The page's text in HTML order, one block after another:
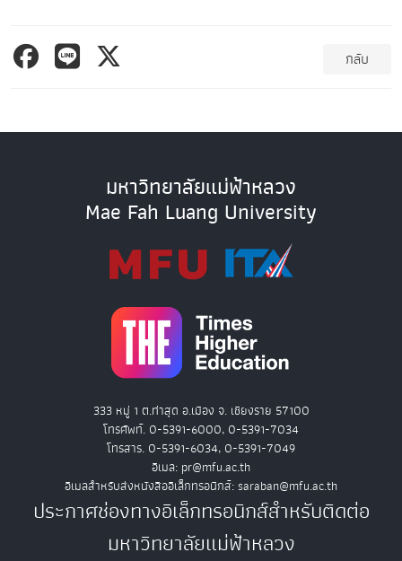
กลับ
มหาวิทยาลัยแม่ฟ้าหลวง
Mae Fah Luang University
333 หมู่ 1 ต.ท่าสุด อ.เมือง จ. เชียงราย 57100
โทรศัพท์. 0-5391-6000, 0-5391-7034
โทรสาร. 0-5391-6034, 0-5391-7049
อีเมล: pr@mfu.ac.th
อีเมลสำหรับส่งหนังสืออิเล็กทรอนิกส์: saraban@mfu.ac.th
ประกาศช่องทางอิเล็กทรอนิกส์สำหรับติดต่อ
มหาวิทยาลัยแม่ฟ้าหลวง